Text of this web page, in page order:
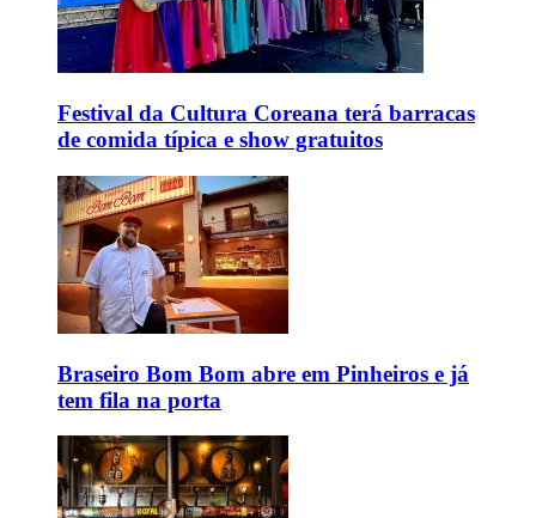
Festival da Cultura Coreana terá barracas
de comida típica e show gratuitos
Braseiro Bom Bom abre em Pinheiros e já
tem fila na porta